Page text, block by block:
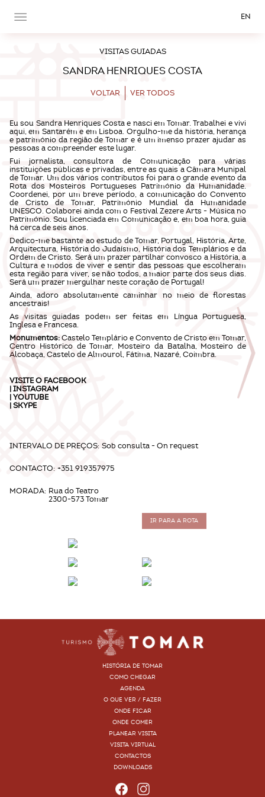
EN
VISITAS GUIADAS
SANDRA HENRIQUES COSTA
VOLTAR VER TODOS
Eu sou Sandra Henriques Costa e nasci em Tomar. Trabalhei e vivi
aqui, em Santarém e em Lisboa. Orgulho-me da história, herança
e património da região de Tomar e é um imenso prazer ajudar as
pessoas a compreender este lugar.
Fui jornalista, consultora de Comunicação para várias
instituições públicas e privadas, entre as quais a Câmara Munipal
de Tomar. Um dos vários contributos foi para o grande evento da
Rota dos Mosteiros Portugueses Património da Humanidade.
Coordenei, por um breve período, a comunicação do Convento
de Cristo de Tomar, Património Mundial da Humanidade
UNESCO. Colaborei ainda com o Festival Zezere Arts - Música no
Património. Sou licenciada em Comunicação e, em boa hora, guia
há cerca de seis anos.
Dedico-me bastante ao estudo de Tomar, Portugal, História, Arte,
Arquitectura, História do Judaísmo, História dos Templários e da
Ordem de Cristo. Será um prazer partilhar convosco a História, a
Cultura e modos de viver e sentir das pessoas que escolheram
esta região para viver, se não todos, a maior parte dos seus dias.
Será um prazer mergulhar neste coração de Portugal!
Ainda, adoro absolutamente caminhar no meio de florestas
ancestrais!
As visitas guiadas podem ser feitas em Língua Portuguesa,
Inglesa e Francesa.
Monumentos:Castelo Templário e Convento de Cristo em Tomar,
Centro Histórico de Tomar, Mosteiro da Batalha, Mosteiro de
Alcobaça, Castelo de Almourol, Fátima, Nazaré, Coimbra.
VISITE O FACEBOOK
|INSTAGRAM
|YOUTUBE
|SKYPE
INTERVALO DE PREÇOS: Sob consulta - On request
CONTACTO: +351 919357975
MORADA: Rua do Teatro
2300-573 Tomar
IR PARA A ROTA
HISTÓRIA DE TOMAR
COMO CHEGAR
AGENDA
O QUE VER / FAZER
ONDE FICAR
ONDE COMER
PLANEAR VISITA
VISITA VIRTUAL
CONTACTOS
DOWNLOADS